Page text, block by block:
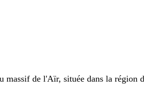
massif de l'Aïr, située dans la